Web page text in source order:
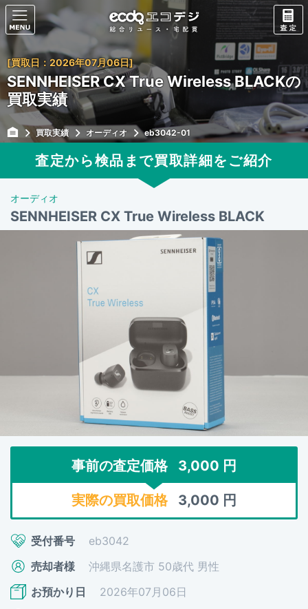
[買取日：2026年07月06日]
SENNHEISER CX True Wireless BLACKの
買取実績
買取実績 オーディオ eb3042-01
査定から検品まで買取詳細をご紹介
オーディオ
SENNHEISER CX True Wireless BLACK
事前の査定価格 3,000 円
実際の買取価格 3,000 円
受付番号
eb3042
売却者様
沖縄県名護市 50歳代 男性
お預かり日
2026年07月06日